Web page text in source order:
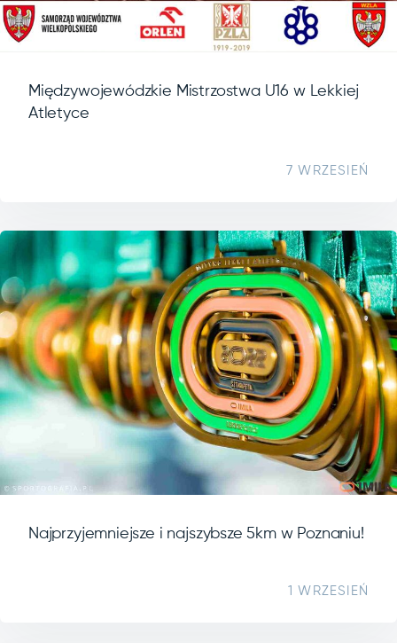
Międzywojewódzkie Mistrzostwa U16 w Lekkiej
Atletyce
7 WRZESIEŃ
Najprzyjemniejsze i najszybsze 5km w Poznaniu!
1 WRZESIEŃ